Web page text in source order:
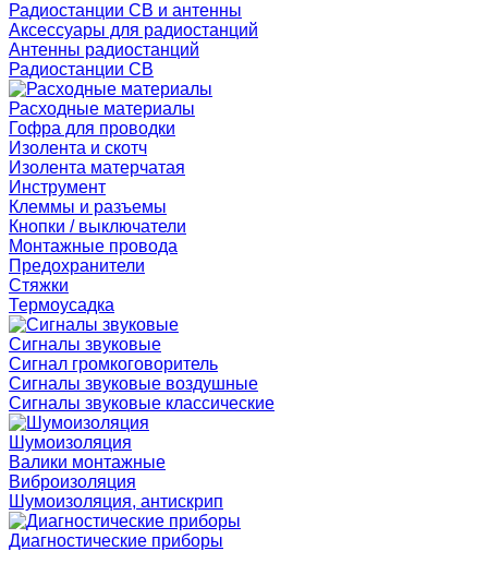
Радиостанции CB и антенны
Аксессуары для радиостанций
Антенны радиостанций
Радиостанции CB
Расходные материалы
Гофра для проводки
Изолента и скотч
Изолента матерчатая
Инструмент
Клеммы и разъемы
Кнопки / выключатели
Монтажные провода
Предохранители
Стяжки
Термоусадка
Сигналы звуковые
Сигнал громкоговоритель
Сигналы звуковые воздушные
Сигналы звуковые классические
Шумоизоляция
Валики монтажные
Виброизоляция
Шумоизоляция, антискрип
Диагностические приборы